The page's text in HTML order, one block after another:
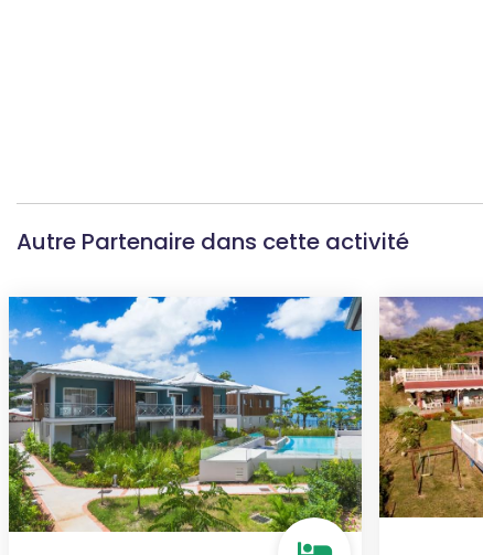
Autre Partenaire dans cette activité